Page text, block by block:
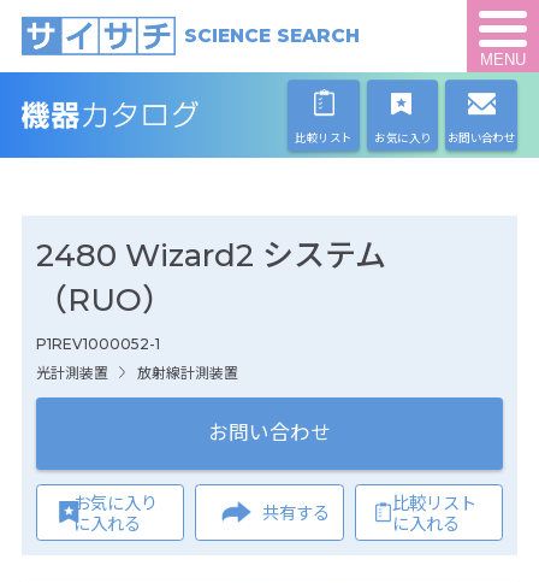
SCIENCE SEARCH
MENU
比較リスト お気に入り お問い合わせ
2480 Wizard2 システム
（RUO）
P1REV1000052-1
光計測装置
放射線計測装置
お問い合わせ
お気に入り
に入れる
共有する
比較リスト
に入れる